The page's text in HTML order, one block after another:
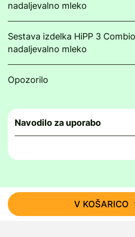
nadaljevalno mleko
Sestava izdelka HiPP 3
nadaljevalno mleko
Opozorilo
Navodilo za uporabo
V KOŠARICO